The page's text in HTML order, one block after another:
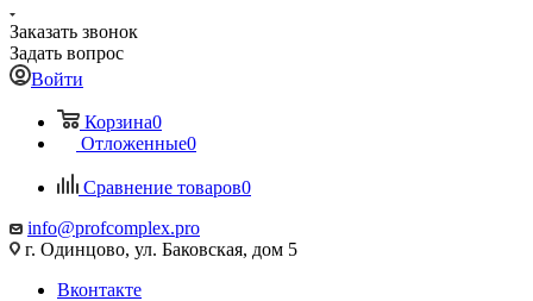
Заказать звонок
Задать вопрос
Войти
Корзина0
Отложенные0
Сравнение товаров0
info@profcomplex.pro
г. Одинцово, ул. Баковская, дом 5
Вконтакте